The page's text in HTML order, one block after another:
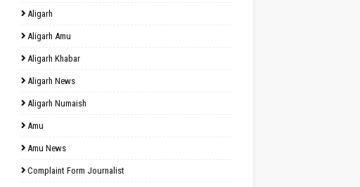
Aligarh
Aligarh Amu
Aligarh Khabar
Aligarh News
Aligarh Numaish
Amu
Amu News
Complaint Form Journalist